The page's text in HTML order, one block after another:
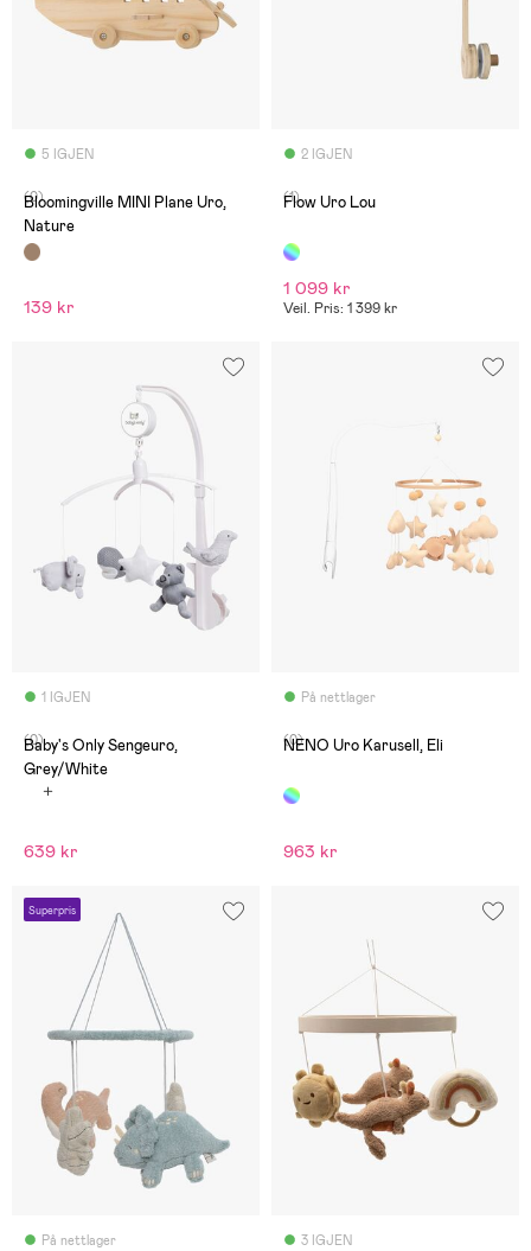
5 IGJEN
(0)
Bloomingville MINI Plane Uro,
Nature
139 kr
2 IGJEN
(1)
Flow Uro Lou
1 099 kr
Veil. Pris: 1 399 kr
1 IGJEN
(0)
Baby's Only Sengeuro,
Grey/White
639 kr
På nettlager
(0)
NENO Uro Karusell, Eli
963 kr
Superpris
På nettlager 3 IGJEN